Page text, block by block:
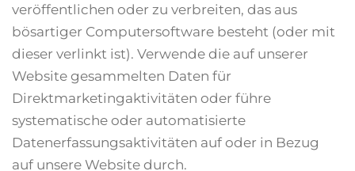
veröffentlichen oder zu verbreiten, das aus
bösartiger Computersoftware besteht (oder mit
dieser verlinkt ist). Verwende die auf unserer
Website gesammelten Daten für
Direktmarketingaktivitäten oder führe
systematische oder automatisierte
Datenerfassungsaktivitäten auf oder in Bezug
auf unsere Website durch.